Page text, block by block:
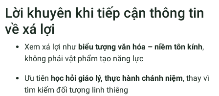
Lời khuyên khi tiếp cận thông tin
về xá lợi
Xem xá lợi như biểu tượng văn hóa – niềm tôn kính,
không phải vật phẩm tạo năng lực
Ưu tiên học hỏi giáo lý, thực hành chánh niệm, thay vì
tìm kiếm đối tượng linh thiêng